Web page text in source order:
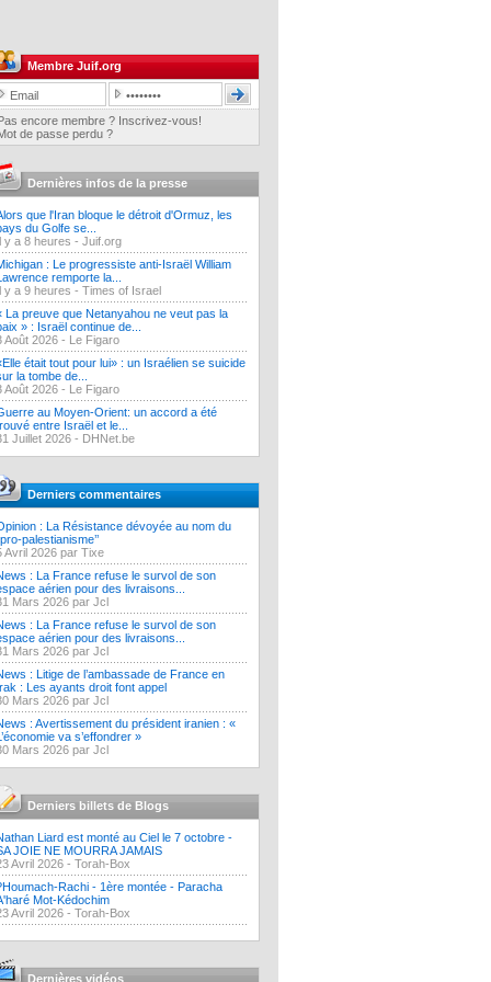
Membre Juif.org
encore membre ? Inscrivez-vous!
de passe perdu ?
Dernières infos de la presse
que l'Iran bloque le détroit d'Ormuz, les
du Golfe se...
y a 8 heures - Juif.org
: Le progressiste anti-Israël William
remporte la...
y a 9 heures - Times of Israel
La preuve que Netanyahou ne veut pas la
» : Israël continue de...
Août 2026 - Le Figaro
était tout pour lui» : un Israélien se suicide
la tombe de...
Août 2026 - Le Figaro
au Moyen-Orient: un accord a été
entre Israël et le...
Juillet 2026 - DHNet.be
Derniers commentaires
: La Résistance dévoyée au nom du
palestianisme’’
Avril 2026 par Tixe
: La France refuse le survol de son
aérien pour des livraisons...
Mars 2026 par Jcl
: La France refuse le survol de son
aérien pour des livraisons...
Mars 2026 par Jcl
: Litige de l’ambassade de France en
: Les ayants droit font appel
Mars 2026 par Jcl
: Avertissement du président iranien : «
va s’effondrer »
Mars 2026 par Jcl
Derniers billets de Blogs
Liard est monté au Ciel le 7 octobre -
JOIE NE MOURRA JAMAIS
Avril 2026 - Torah-Box
Rachi - 1ère montée - Paracha
Mot-Kédochim
Avril 2026 - Torah-Box
Dernières vidéos